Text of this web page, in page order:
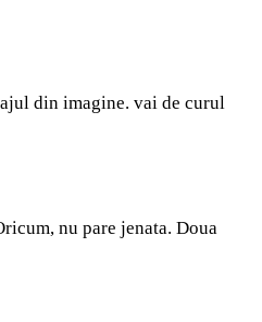
din imagine. vai de curul
nu pare jenata. Doua